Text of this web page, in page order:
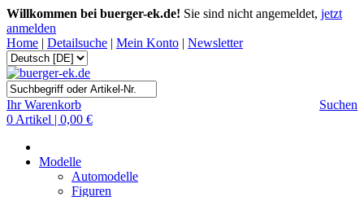
Willkommen bei buerger-ek.de! Sie sind nicht angemeldet, jetzt
anmelden
Home | Detailsuche | Mein Konto | Newsletter
Suchen
Ihr Warenkorb
0 Artikel | 0,00 €
Modelle
Automodelle
Figuren